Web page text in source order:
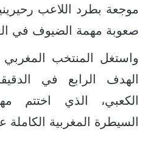
موجعة بطرد اللاعب
صعوبة مهمة الضيوف في
واستغل المنتخب
الكعبي، الذي اختتم
السيطرة المغربية الكاملة